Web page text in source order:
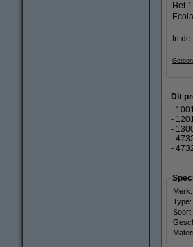
Het
In
Dit
-
-
-
-
-
Merk:
Type:
Soort: